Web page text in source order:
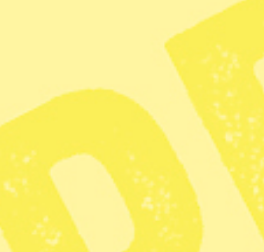
Anne Ramberg, tidigare ordförande i Advokatsamfundet,
USA:s president Donald Trump och Sveriges utrikesminister
Maria Malmer Stenergard (M). Foto: Anders Wiklund/TT, Alex
Brandon/ AP och Jonas Ekströmer/TT
USA:s agerande mot Venezuela strider
mot folkrätten, anser flera tunga namn
som tycker Sverige borde markera
tydligare mot Trump.
”Hur är det möjligt att inte
utrikesministern tydligt fördömer USA:s
agerande?” skriver advokaten Anne